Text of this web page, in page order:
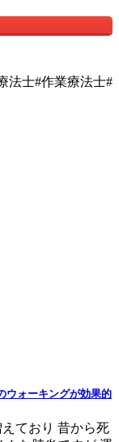
法士#作業療法士#
ウォーキングが効果的
ており 昔から死